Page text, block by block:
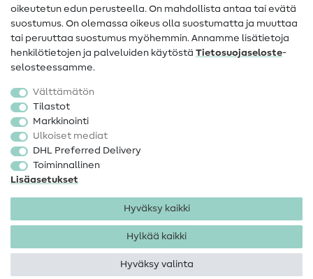
FAQ
Peruutusoikeus
Suosittu
Kankaat
Ompelutarvikkeet
Ale
oikeutetun edun perusteella. On mahdollista antaa tai evätä
suostumus. On olemassa oikeus olla suostumatta ja muuttaa
tai peruuttaa suostumus myöhemmin. Annamme lisätietoja
henkilötietojen ja palveluiden käytöstä Tietosuojaseloste-
selosteessamme.
Välttämätön
Tilastot
Markkinointi
Ulkoiset mediat
DHL Preferred Delivery
Toiminnallinen
Lisäasetukset
Hyväksy kaikki
Hylkää kaikki
Hyväksy valinta
Tietosuoja
Käyttöehdot
Peruutusoikeus
Tekijänoikeus 2026 SewIY GmbH